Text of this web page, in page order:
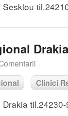
Drakia
Clinici